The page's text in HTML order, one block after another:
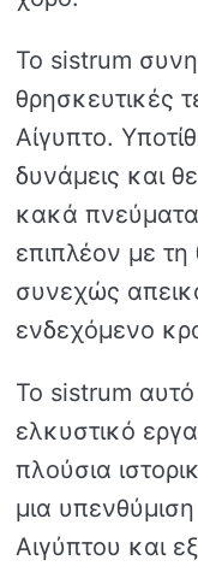
Το sistrum
θρησκευτικές
Αίγυπτο.
δυνάμεις και
κακά
επιπλέον με
συνεχώς
ενδεχόμενο
Το sistrum αυτό
ελκυστικό
πλούσια
μια
Αιγύπτου και